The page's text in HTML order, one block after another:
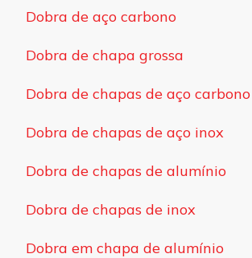
Dobra de aço carbono
Dobra de chapa grossa
Dobra de chapas de aço carbono
Dobra de chapas de aço inox
Dobra de chapas de alumínio
Dobra de chapas de inox
Dobra em chapa de alumínio